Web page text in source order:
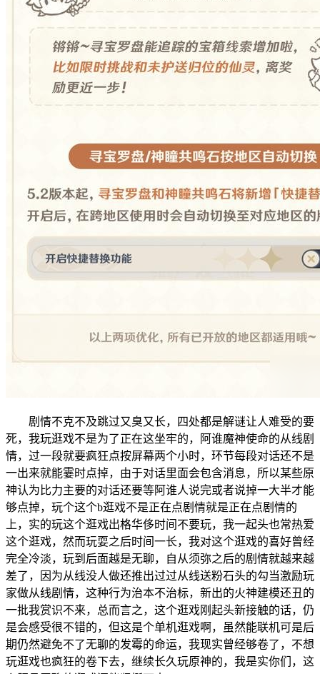
剧情不克不及跳过又臭又长，四处都是解谜让人难受的要
死，我玩逛戏不是为了正在这坐牢的，阿谁魔神使命的从线剧
情，过一段就要疯狂点按屏幕两个小时，环节每段对话还不是
一出来就能霎时点掉，由于对话里面会包含消息，所以某些原
神认为比力主要的对话还要等阿谁人说完或者说掉一大半才能
够点掉，玩个这个b逛戏不是正在点剧情就是正在点剧情的
上，实的玩这个逛戏出格华侈时间不要玩，我一起头也常热爱
这个逛戏，然而玩耍之后时间一长，我对这个逛戏的喜好曾经
完全冷淡，玩到后面越是无聊，自从须弥之后的剧情就越来越
差了，因为从线没人做还推出过过从线送粉石头的勾当激励玩
家做从线剧情，这种行为治本不治标，新出的火神建模还丑的
一批我赏识不来，总而言之，这个逛戏刚起头新接触的话，仍
是会感受很不错的，但这是个单机逛戏啊，虽然能联机可是后
期仍然避免不了无聊的发霉的命运，我现实曾经够卷了，不想
玩逛戏也疯狂的卷下去，继续长久玩原神的，我是实你们，这